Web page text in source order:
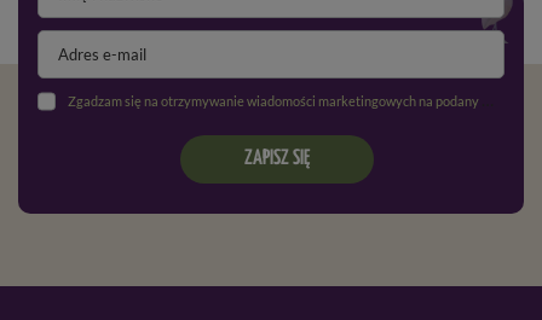
Zgadzam się na otrzymywanie wiadomości marketingowych na podany adres e-mail oraz przetwarzanie danych osobowych zgodnie z
ZAPISZ SIĘ